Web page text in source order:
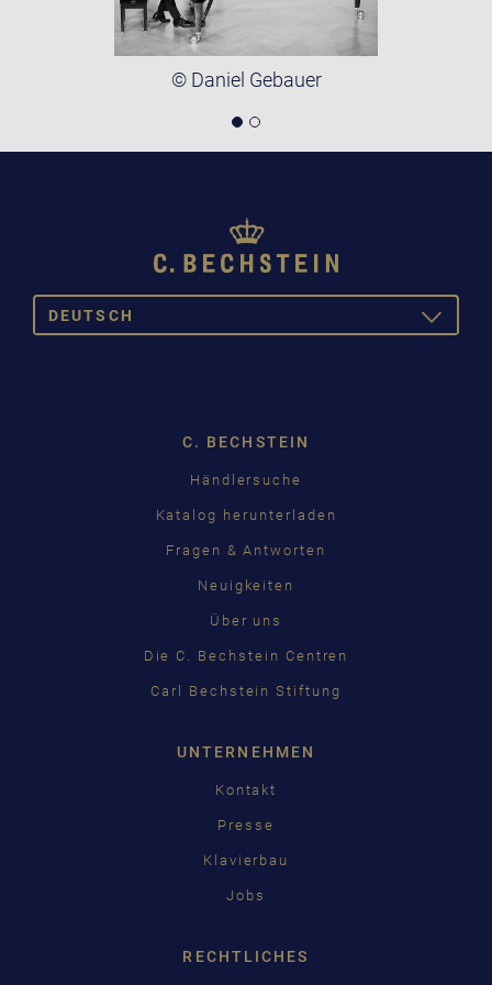
© Daniel Gebauer
DEUTSCH
TOGGLE
C. BECHSTEIN
Händlersuche
Katalog herunterladen
Fragen & Antworten
Neuigkeiten
Über uns
Die C. Bechstein Centren
Carl Bechstein Stiftung
UNTERNEHMEN
Kontakt
Presse
Klavierbau
Jobs
RECHTLICHES